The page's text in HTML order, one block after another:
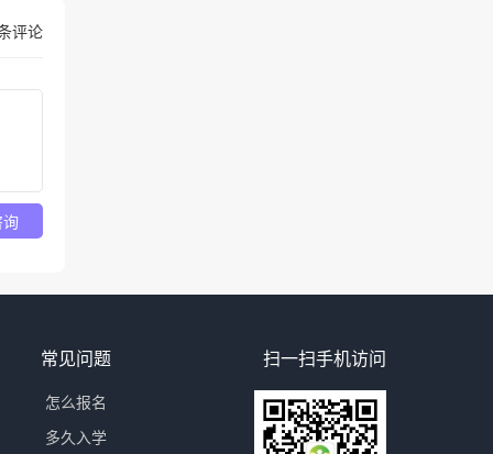
评论
常见问题
怎么报名
多久入学
扫一扫手机访问